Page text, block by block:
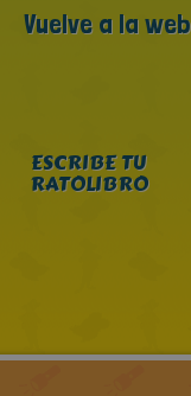
Vuelve a la web
ESCRIBE TU
RATOLIBRO